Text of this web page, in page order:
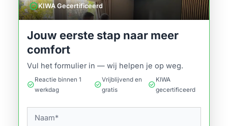
verifiedKIWA Gecertificeerd
Jouw eerste stap naar meer
comfort
Vul het formulier in — wij helpen je op weg.
check_circle
Reactie binnen 1
werkdag
check_circle
Vrijblijvend en
gratis
check_circle
KIWA
gecertificeerd